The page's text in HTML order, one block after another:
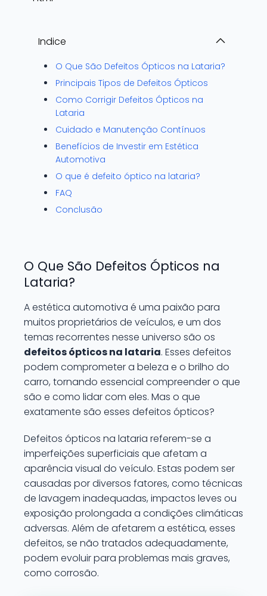
Indice
O Que São Defeitos Ópticos na Lataria?
Principais Tipos de Defeitos Ópticos
Como Corrigir Defeitos Ópticos na
Lataria
Cuidado e Manutenção Contínuos
Benefícios de Investir em Estética
Automotiva
O que é defeito óptico na lataria?
FAQ
Conclusão
O Que São Defeitos Ópticos na
Lataria?
A estética automotiva é uma paixão para
muitos proprietários de veículos, e um dos
temas recorrentes nesse universo são os
defeitos ópticos na lataria. Esses defeitos
podem comprometer a beleza e o brilho do
carro, tornando essencial compreender o que
são e como lidar com eles. Mas o que
exatamente são esses defeitos ópticos?
Defeitos ópticos na lataria referem-se a
imperfeições superficiais que afetam a
aparência visual do veículo. Estas podem ser
causadas por diversos fatores, como técnicas
de lavagem inadequadas, impactos leves ou
exposição prolongada a condições climáticas
adversas. Além de afetarem a estética, esses
defeitos, se não tratados adequadamente,
podem evoluir para problemas mais graves,
como corrosão.